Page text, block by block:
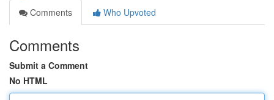
Comments
Who Upvoted
Comments
Submit a Comment
No HTML